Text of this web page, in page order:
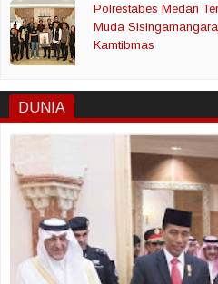
Polrestabes Medan
Muda
Kamtibmas
DUNIA